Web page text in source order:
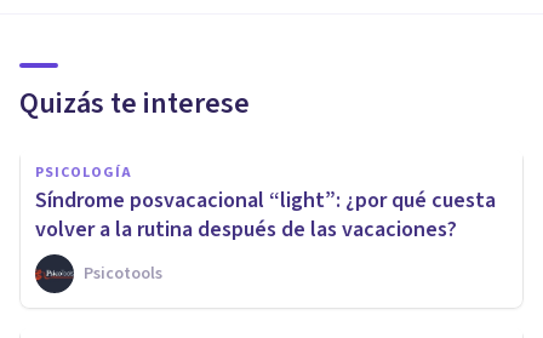
Quizás te interese
PSICOLOGÍA
Síndrome posvacacional “light”: ¿por qué cuesta
volver a la rutina después de las vacaciones?
Psicotools